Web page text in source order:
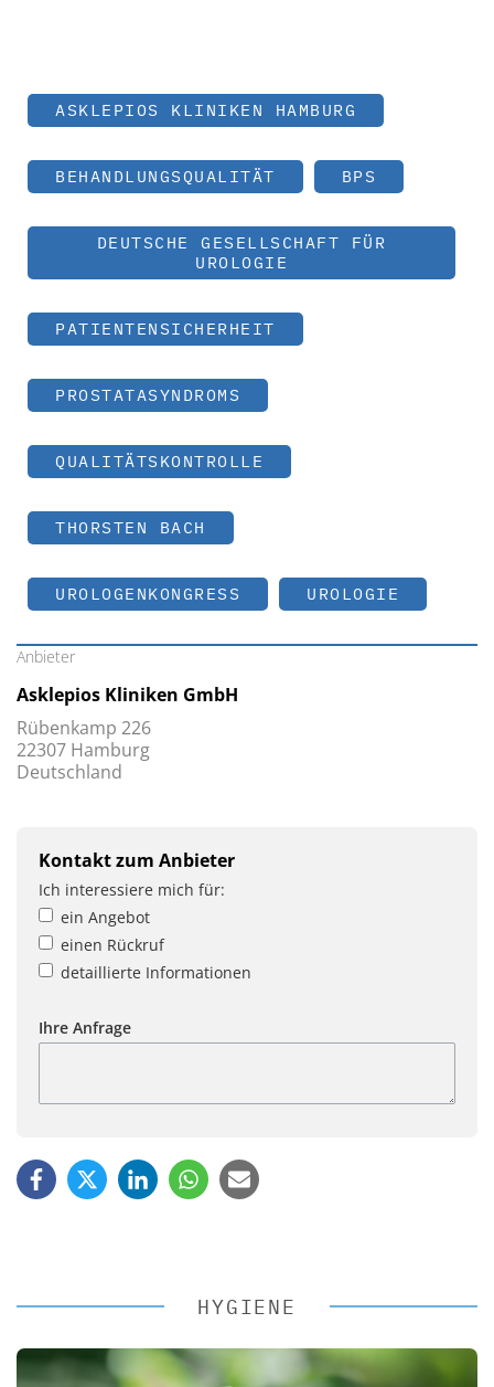
ASKLEPIOS KLINIKEN HAMBURG
BEHANDLUNGSQUALITÄT BPS
DEUTSCHE GESELLSCHAFT FÜR
UROLOGIE
PATIENTENSICHERHEIT
PROSTATASYNDROMS
QUALITÄTSKONTROLLE
THORSTEN BACH
UROLOGENKONGRESS UROLOGIE
Anbieter
Asklepios Kliniken GmbH
Rübenkamp 226
22307 Hamburg
Deutschland
Kontakt zum Anbieter
Ich interessiere mich für:
ein Angebot
einen Rückruf
detaillierte Informationen
Ihre Anfrage
HYGIENE